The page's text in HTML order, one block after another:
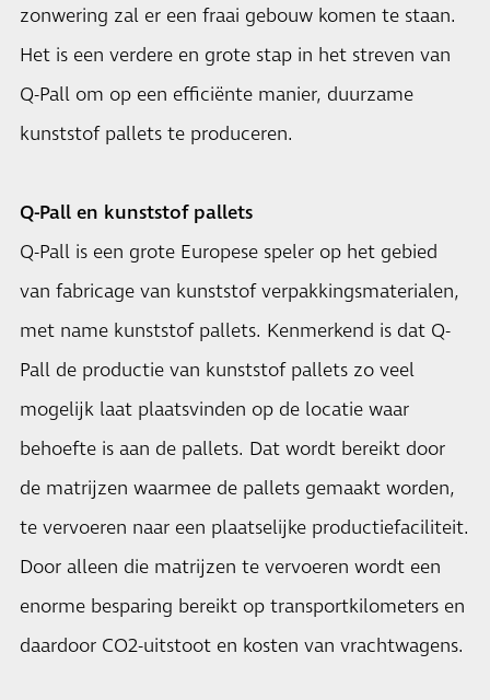
zonwering zal er een fraai gebouw komen te staan.
Het is een verdere en grote stap in het streven van
Q-Pall om op een efficiënte manier, duurzame
kunststof pallets te produceren.
Q-Pall en kunststof pallets
Q-Pall is een grote Europese speler op het gebied
van fabricage van kunststof verpakkingsmaterialen,
met name kunststof pallets. Kenmerkend is dat Q-
Pall de productie van kunststof pallets zo veel
mogelijk laat plaatsvinden op de locatie waar
behoefte is aan de pallets. Dat wordt bereikt door
de matrijzen waarmee de pallets gemaakt worden,
te vervoeren naar een plaatselijke productiefaciliteit.
Door alleen die matrijzen te vervoeren wordt een
enorme besparing bereikt op transportkilometers en
daardoor CO2-uitstoot en kosten van vrachtwagens.